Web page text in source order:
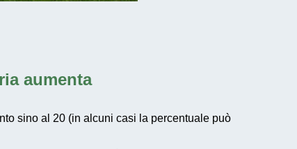
aumenta
sino al 20 (in alcuni casi la percentuale può